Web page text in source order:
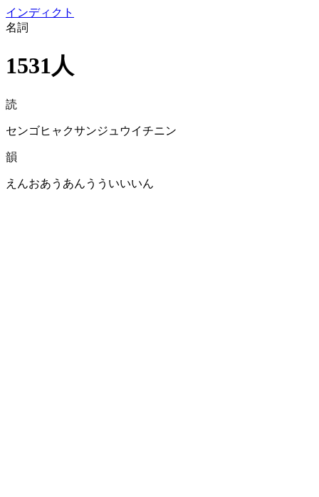
インディクト
名詞
1531人
読
センゴヒャクサンジュウイチニン
韻
えんおあうあんうういいいん